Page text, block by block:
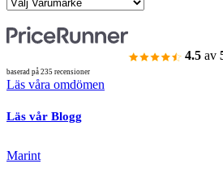
4.5 av
baserad på 235 recensioner
Läs våra omdömen
Läs vår Blogg
Marint